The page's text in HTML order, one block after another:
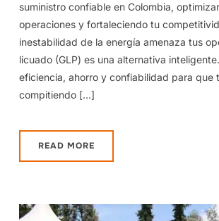
suministro confiable en Colombia,
operaciones y fortaleciendo tu
inestabilidad de la energía amenaza tus
licuado (GLP) es una alternativa
eficiencia, ahorro y confiabilidad para que
compitiendo […]
READ MORE